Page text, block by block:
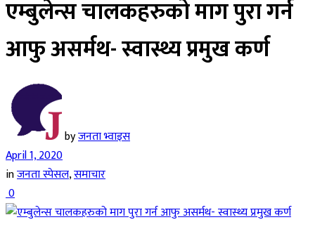
एम्बुलेन्स चालकहरुको माग पुरा गर्न
आफु असर्मथ- स्वास्थ्य प्रमुख कर्ण
byजनता भ्वाइस
April 1, 2020
inजनता स्पेसल,समाचार
0